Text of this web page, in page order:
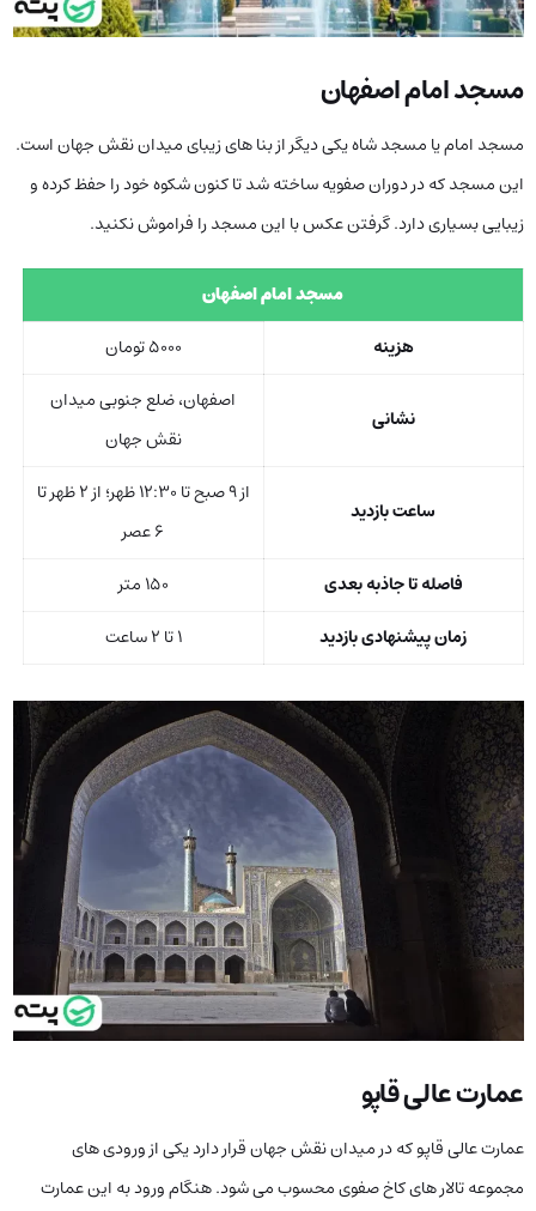
مسجد امام اصفهان
مسجد امام یا مسجد شاه یکی دیگر از بنا های زیبای میدان نقش جهان است.
این مسجد که در دوران صفویه ساخته شد تا کنون شکوه خود را حفظ کرده و
زیبایی بسیاری دارد. گرفتن عکس با این مسجد را فراموش نکنید.
مسجد امام اصفهان
هزینه
۵۰۰۰ تومان
نشانی
اصفهان، ضلع جنوبی میدان
نقش جهان
ساعت بازدید
از ۹ صبح تا ۱۲:۳۰ ظهر؛ از ۲ ظهر تا
۶ عصر
فاصله تا جاذبه بعدی
۱۵۰ متر
زمان پیشنهادی بازدید
۱ تا ۲ ساعت
عمارت عالی قاپو
عمارت عالی قاپو که در میدان نقش جهان قرار دارد یکی از ورودی های
مجموعه تالار های کاخ صفوی محسوب می شود. هنگام ورود به این عمارت